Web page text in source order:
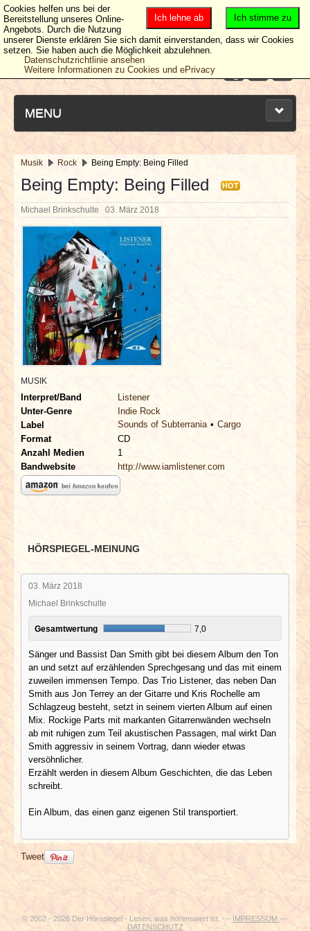
MENU
NEUESTE ARTIKEL
NEWS & DATES
BERICHTE
VERLOSUNGEN
INTERVIEWS
SPECIALS
REDAKTION
LINKS
ARCHIV
Musik Rock Being Empty: Being Filled
Being Empty: Being Filled HOT
Michael Brinkschulte 03. März 2018
MUSIK
Interpret/Band
Listener
Unter-Genre
Indie Rock
Label
Sounds of Subterrania
Cargo
Format
CD
Anzahl Medien
1
Bandwebsite
http://www.iamlistener.com
HÖRSPIEGEL-MEINUNG
03. März 2018
Michael Brinkschulte
Gesamtwertung 7,0
Sänger und Bassist Dan Smith gibt bei diesem Album den Ton
an und setzt auf erzählenden Sprechgesang und das mit einem
zuweilen immensen Tempo. Das Trio Listener, das neben Dan
Smith aus Jon Terrey an der Gitarre und Kris Rochelle am
Schlagzeug besteht, setzt in seinem vierten Album auf einen
Mix. Rockige Parts mit markanten Gitarrenwänden wechseln
ab mit ruhigen zum Teil akustischen Passagen, mal wirkt Dan
Smith aggressiv in seinem Vortrag, dann wieder etwas
versöhnlicher.
Erzählt werden in diesem Album Geschichten, die das Leben
schreibt.
Ein Album, das einen ganz eigenen Stil transportiert.
Tweet
© 2002 - 2026 Der Hörspiegel - Lesen, was hörenswert ist. ---IMPRESSUM ---
DATENSCHUTZ
Ich stimme zu
Ich lehne ab
Cookies helfen uns bei der
Bereitstellung unseres Online-
Angebots. Durch die Nutzung
unserer Dienste erklären Sie sich damit einverstanden, dass wir Cookies
setzen. Sie haben auch die Möglichkeit abzulehnen.
Datenschutzrichtlinie ansehen
Weitere Informationen zu Cookies und ePrivacy